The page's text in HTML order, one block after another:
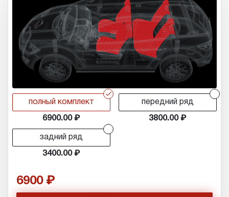
r
полный комплект
6900.00
передний ряд
3800.00
задний ряд
3400.00
6900